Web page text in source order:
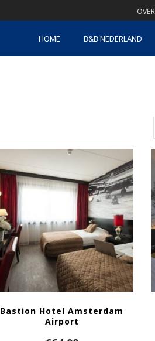
HOME B&B NEDERLAND
Bastion Hotel Amsterdam
Airport